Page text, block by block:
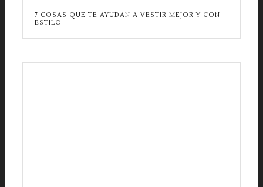
7 COSAS QUE TE AYUDAN A VESTIR MEJOR Y CON
ESTILO